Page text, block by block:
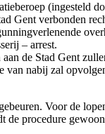
Gent verbonden
– arrest.
de Stad Gent
nabij zal
Voor de
de procedure